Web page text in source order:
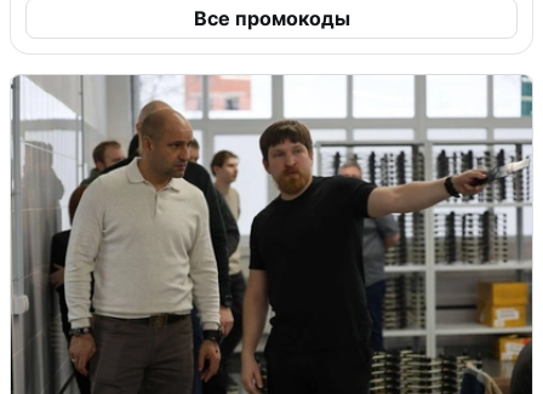
Все промокоды